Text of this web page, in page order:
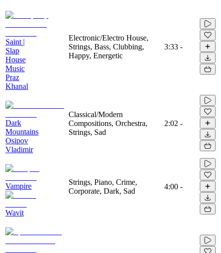
Saint |
Slap
House
Music
Praz
Khanal
Electronic/Electro House,
Strings, Bass, Clubbing,
Happy, Energetic
3:33 -
Dark
Mountains
Osipov
Vladimir
Classical/Modern
Compositions, Orchestra,
Strings, Sad
2:02 -
Vampire
Wavit
Strings, Piano, Crime,
Corporate, Dark, Sad
4:00 -